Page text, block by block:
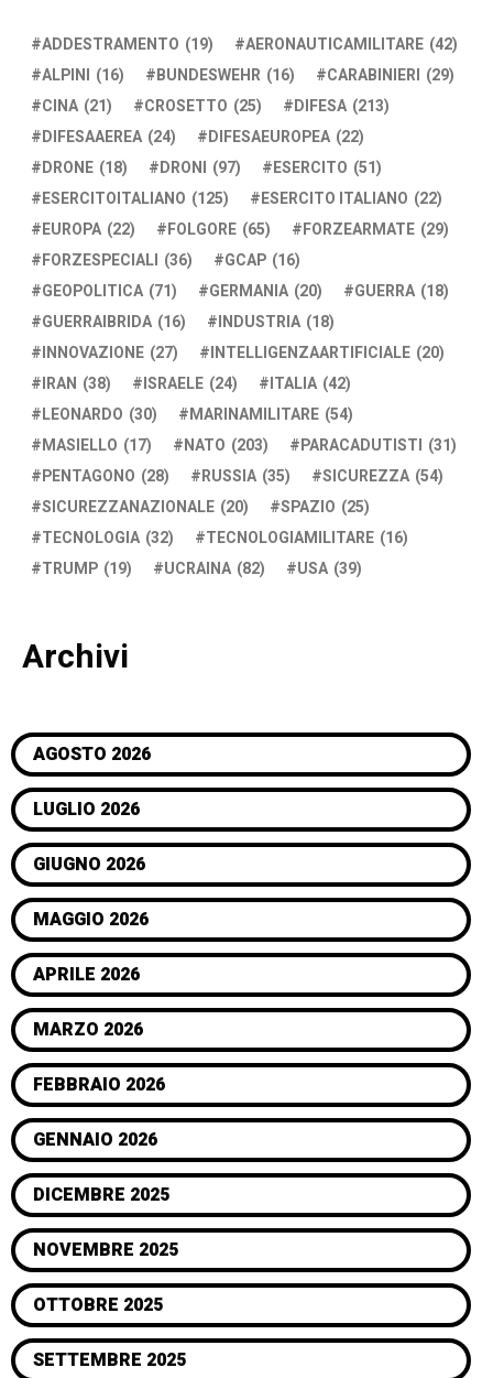
ADDESTRAMENTO (19) AERONAUTICAMILITARE (42)
ALPINI (16) BUNDESWEHR (16) CARABINIERI (29)
CINA (21) CROSETTO (25) DIFESA (213)
DIFESAAEREA (24) DIFESAEUROPEA (22)
DRONE (18) DRONI (97) ESERCITO (51)
ESERCITOITALIANO (125) ESERCITO ITALIANO (22)
EUROPA (22) FOLGORE (65) FORZEARMATE (29)
FORZESPECIALI (36) GCAP (16)
GEOPOLITICA (71) GERMANIA (20) GUERRA (18)
GUERRAIBRIDA (16) INDUSTRIA (18)
INNOVAZIONE (27) INTELLIGENZAARTIFICIALE (20)
IRAN (38) ISRAELE (24) ITALIA (42)
LEONARDO (30) MARINAMILITARE (54)
MASIELLO (17) NATO (203) PARACADUTISTI (31)
PENTAGONO (28) RUSSIA (35) SICUREZZA (54)
SICUREZZANAZIONALE (20) SPAZIO (25)
TECNOLOGIA (32) TECNOLOGIAMILITARE (16)
TRUMP (19) UCRAINA (82) USA (39)
Archivi
AGOSTO 2026
LUGLIO 2026
GIUGNO 2026
MAGGIO 2026
APRILE 2026
MARZO 2026
FEBBRAIO 2026
GENNAIO 2026
DICEMBRE 2025
NOVEMBRE 2025
OTTOBRE 2025
SETTEMBRE 2025